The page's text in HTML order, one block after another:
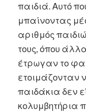
παιδιά. Αυτό
μπαίνοντας
αριθμός
τους, όπου
έτρωγαν το
ετοιμάζονταν
παιδάκια δεν
κολυμβητήρια